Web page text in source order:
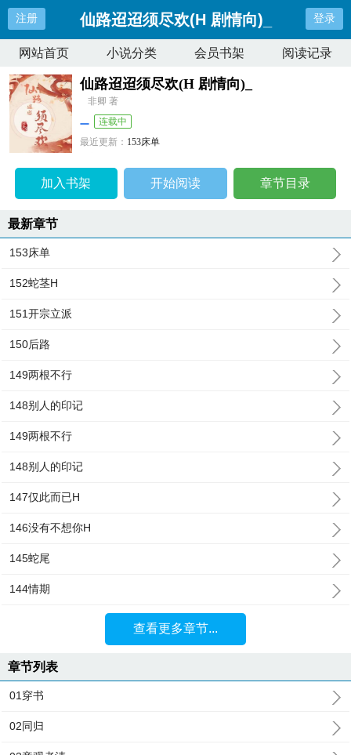
注册 仙路迢迢须尽欢(H 剧情向)_ 登录
网站首页 小说分类 会员书架 阅读记录
仙路迢迢须尽欢(H 剧情向)_
非卿 著
连载中
最近更新： 153床单
加入书架 开始阅读 章节目录
最新章节
153床单
152蛇茎H
151开宗立派
150后路
149两根不行
148别人的印记
149两根不行
148别人的印记
147仅此而已H
146没有不想你H
145蛇尾
144情期
查看更多章节...
章节列表
01穿书
02同归